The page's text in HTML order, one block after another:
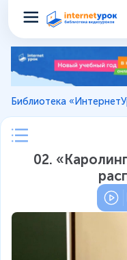
Библиотека
02.